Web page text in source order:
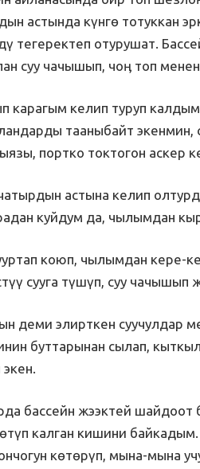
астында күнгө тотуккан
тегеректеп отурушат.
суу чачышып, чоӊ топ
карагым келип туруп
тааныбайт экенмин,
портко токтогон аскер
астына келип
куйдум да, чылымдан
коюп, чылымдан кере-
сууга түшүп, суу чачышып
деми элирткен суучулдар
буттарынан сылап,
бассейн жээктей шайдоот
калган кишини
көтөрүп, мына-мына